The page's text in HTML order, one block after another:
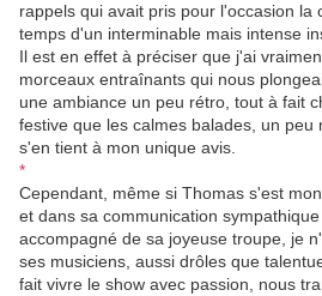
rappels qui avait pris pour l'occasion la
temps d'un interminable mais intense
Il est en effet à préciser que j'ai
morceaux entraînants qui nous
une ambiance un peu rétro, tout à fait
festive que les calmes balades, un peu
s'en tient à mon unique avis.
*
Cependant, même si Thomas s'est
et dans sa communication
accompagné de sa joyeuse troupe, je
ses musiciens, aussi drôles que
fait vivre le show avec passion, nous